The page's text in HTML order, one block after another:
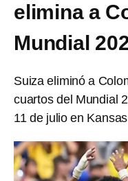
elimina a
Mundial
Suiza eliminó a
cuartos del Mundial
11 de julio en